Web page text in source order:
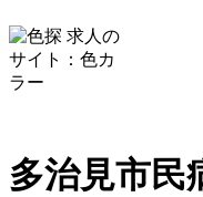
多治見市民